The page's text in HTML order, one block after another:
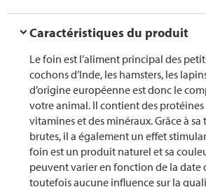
Caractéristiques du produit
Le foin est l’aliment principal des
cochons d’Inde, les hamsters, les
d’origine européenne est donc le
votre animal. Il contient des
vitamines et des minéraux. Grâce à
brutes, il a également un effet
foin est un produit naturel et sa
peuvent varier en fonction de la date
toutefois aucune influence sur la